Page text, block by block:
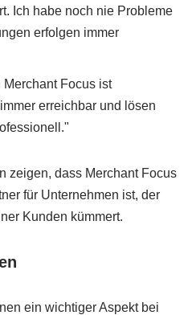
Ich habe noch nie Probleme
erfolgen immer
Focus ist
erreichbar und lösen
zeigen, dass Merchant Focus
für Unternehmen ist, der
Kunden kümmert.
ein wichtiger Aspekt bei